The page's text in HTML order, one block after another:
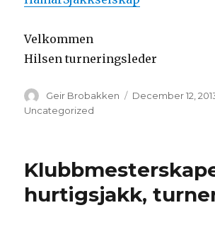
Velkommen
Hilsen turneringsleder
Author
Geir Brobakken
Posted
December 12,
Uncategorized
hurtigsjakk,